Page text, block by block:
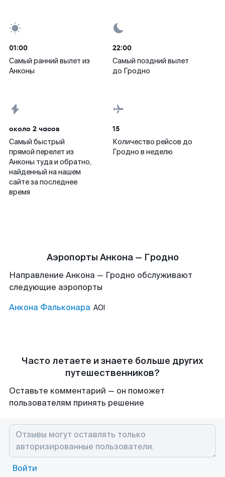
01:00
Самый ранний вылет из
Анконы
22:00
Самый поздний вылет
до Гродно
около 2 часов
Самый быстрый
прямой перелет из
Анконы туда и обратно,
найденный на нашем
сайте за последнее
время
15
Количество рейсов до
Гродно в неделю
Аэропорты Анкона — Гродно
Направление Анкона — Гродно обслуживают
следующие аэропорты
Анкона Фальконара AOI
Часто летаете и знаете больше других
путешественников?
Оставьте комментарий — он поможет
пользователям принять решение
Войти